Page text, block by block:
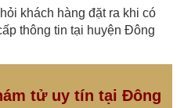
khách hàng đặt ra khi có
thông tin tại huyện Đông
tử uy tín tại Đông